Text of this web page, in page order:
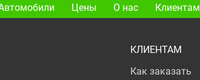
Цены О нас Клиентам
КЛИЕНТАМ
Как заказать